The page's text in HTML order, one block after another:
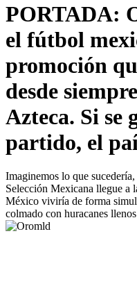
PORTADA:
el fútbol
promoción
desde
Azteca. Si se
partido, el
Imaginemos lo que
Selección Mexicana llegue a
México viviría de forma
colmado con huracanes